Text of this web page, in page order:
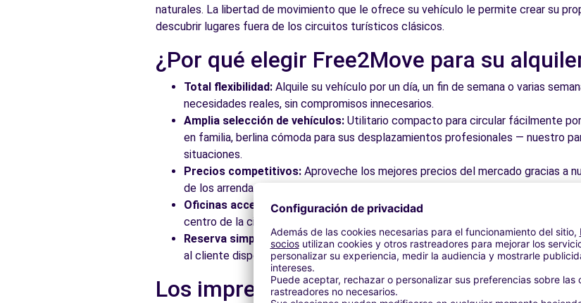
Free2Move Rent - AUTOMOVILES JUAN GINER - Valencia (P)
naturales. La libertad de movimiento que le ofrece su vehículo le permite crear su
descubrir lugares fuera de los circuitos turísticos clásicos.
¿Por qué elegir Free2Move para su
Total flexibilidad: Alquile su vehículo por un día, un fin de semana o varias
necesidades reales, sin compromisos innecesarios.
Amplia selección de vehículos: Utilitario compacto para circular fácilmente
en familia, berlina cómoda para sus desplazamientos profesionales — nuestro
situaciones.
Precios competitivos: Aproveche los mejores precios del mercado gracias a
de los arrendadores asociados. Reserve en línea en pocos clics con precios
Oficinas accesibles:Recoja su vehículo en una de nuestras numerosas
centro de la ciudad, en estaciones o cerca de los aeropuertos.
Reserva simplificada:Nuestra plataforma intuitiva le permite reservar su
al cliente disponible para responder a todas sus preguntas.
Los imprescindibles de Meliana y